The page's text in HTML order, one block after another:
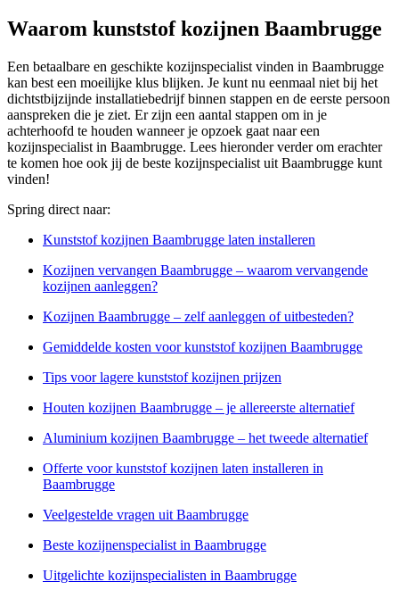
Waarom kunststof kozijnen Baambrugge
Een betaalbare en geschikte kozijnspecialist vinden in Baambrugge
kan best een moeilijke klus blijken. Je kunt nu eenmaal niet bij het
dichtstbijzijnde installatiebedrijf binnen stappen en de eerste persoon
aanspreken die je ziet. Er zijn een aantal stappen om in je
achterhoofd te houden wanneer je opzoek gaat naar een
kozijnspecialist in Baambrugge. Lees hieronder verder om erachter
te komen hoe ook jij de beste kozijnspecialist uit Baambrugge kunt
vinden!
Spring direct naar:
Kunststof kozijnen Baambrugge laten installeren
Kozijnen vervangen Baambrugge – waarom vervangende
kozijnen aanleggen?
Kozijnen Baambrugge – zelf aanleggen of uitbesteden?
Gemiddelde kosten voor kunststof kozijnen Baambrugge
Tips voor lagere kunststof kozijnen prijzen
Houten kozijnen Baambrugge – je allereerste alternatief
Aluminium kozijnen Baambrugge – het tweede alternatief
Offerte voor kunststof kozijnen laten installeren in
Baambrugge
Veelgestelde vragen uit Baambrugge
Beste kozijnenspecialist in Baambrugge
Uitgelichte kozijnspecialisten in Baambrugge